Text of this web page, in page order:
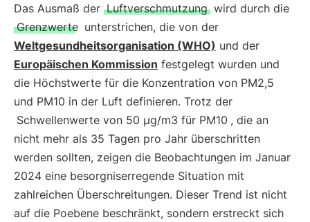
Das Ausmaß der Luftverschmutzung wird durch die
Grenzwerte unterstrichen, die von der
Weltgesundheitsorganisation (WHO) und der
Europäischen Kommission festgelegt wurden und
die Höchstwerte für die Konzentration von PM2,5
und PM10 in der Luft definieren. Trotz der
Schwellenwerte von 50 μg/m3 für PM10 , die an
nicht mehr als 35 Tagen pro Jahr überschritten
werden sollten, zeigen die Beobachtungen im Januar
2024 eine besorgniserregende Situation mit
zahlreichen Überschreitungen. Dieser Trend ist nicht
auf die Poebene beschränkt, sondern erstreckt sich